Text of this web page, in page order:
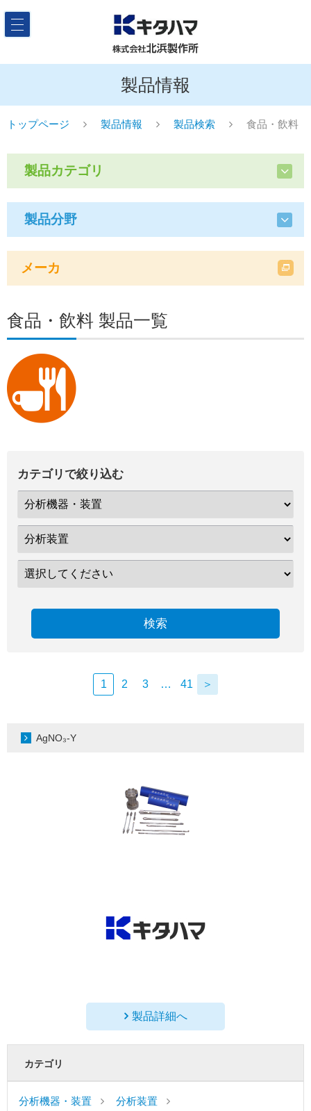
製品情報
トップページ 製品情報 製品検索 食品・飲料
製品カテゴリ
製品分野
メーカ
食品・飲料 製品一覧
カテゴリで絞り込む
検索
1 2 3 … 41 ＞
AgNO₃-Y
製品詳細へ
カテゴリ
分析機器・装置
分析装置